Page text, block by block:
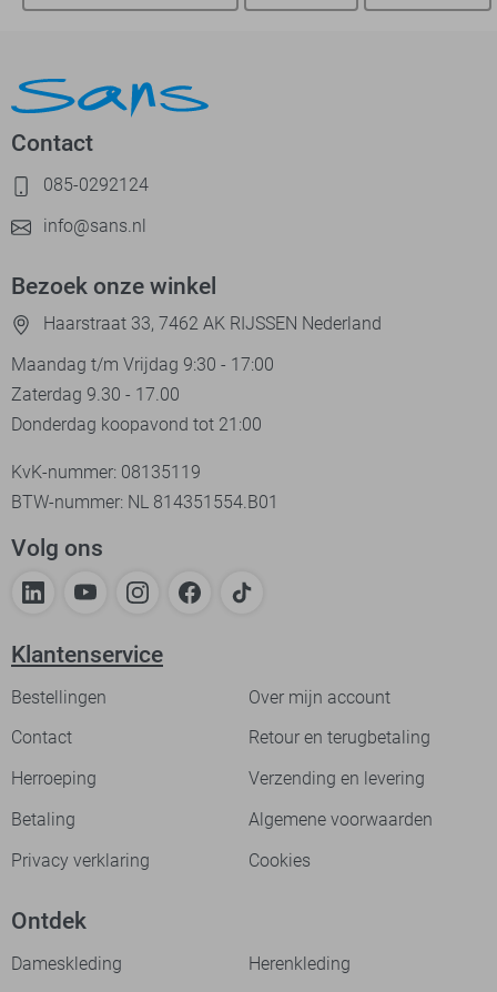
Contact
085-0292124
info@sans.nl
Bezoek onze winkel
Haarstraat 33, 7462 AK RIJSSEN Nederland
Maandag t/m Vrijdag 9:30 - 17:00
Zaterdag 9.30 - 17.00
Donderdag koopavond tot 21:00
KvK-nummer: 08135119
BTW-nummer: NL 814351554.B01
Volg ons
Klantenservice
Bestellingen
Over mijn account
Contact
Retour en terugbetaling
Herroeping
Verzending en levering
Betaling
Algemene voorwaarden
Privacy verklaring
Cookies
Ontdek
Dameskleding
Herenkleding